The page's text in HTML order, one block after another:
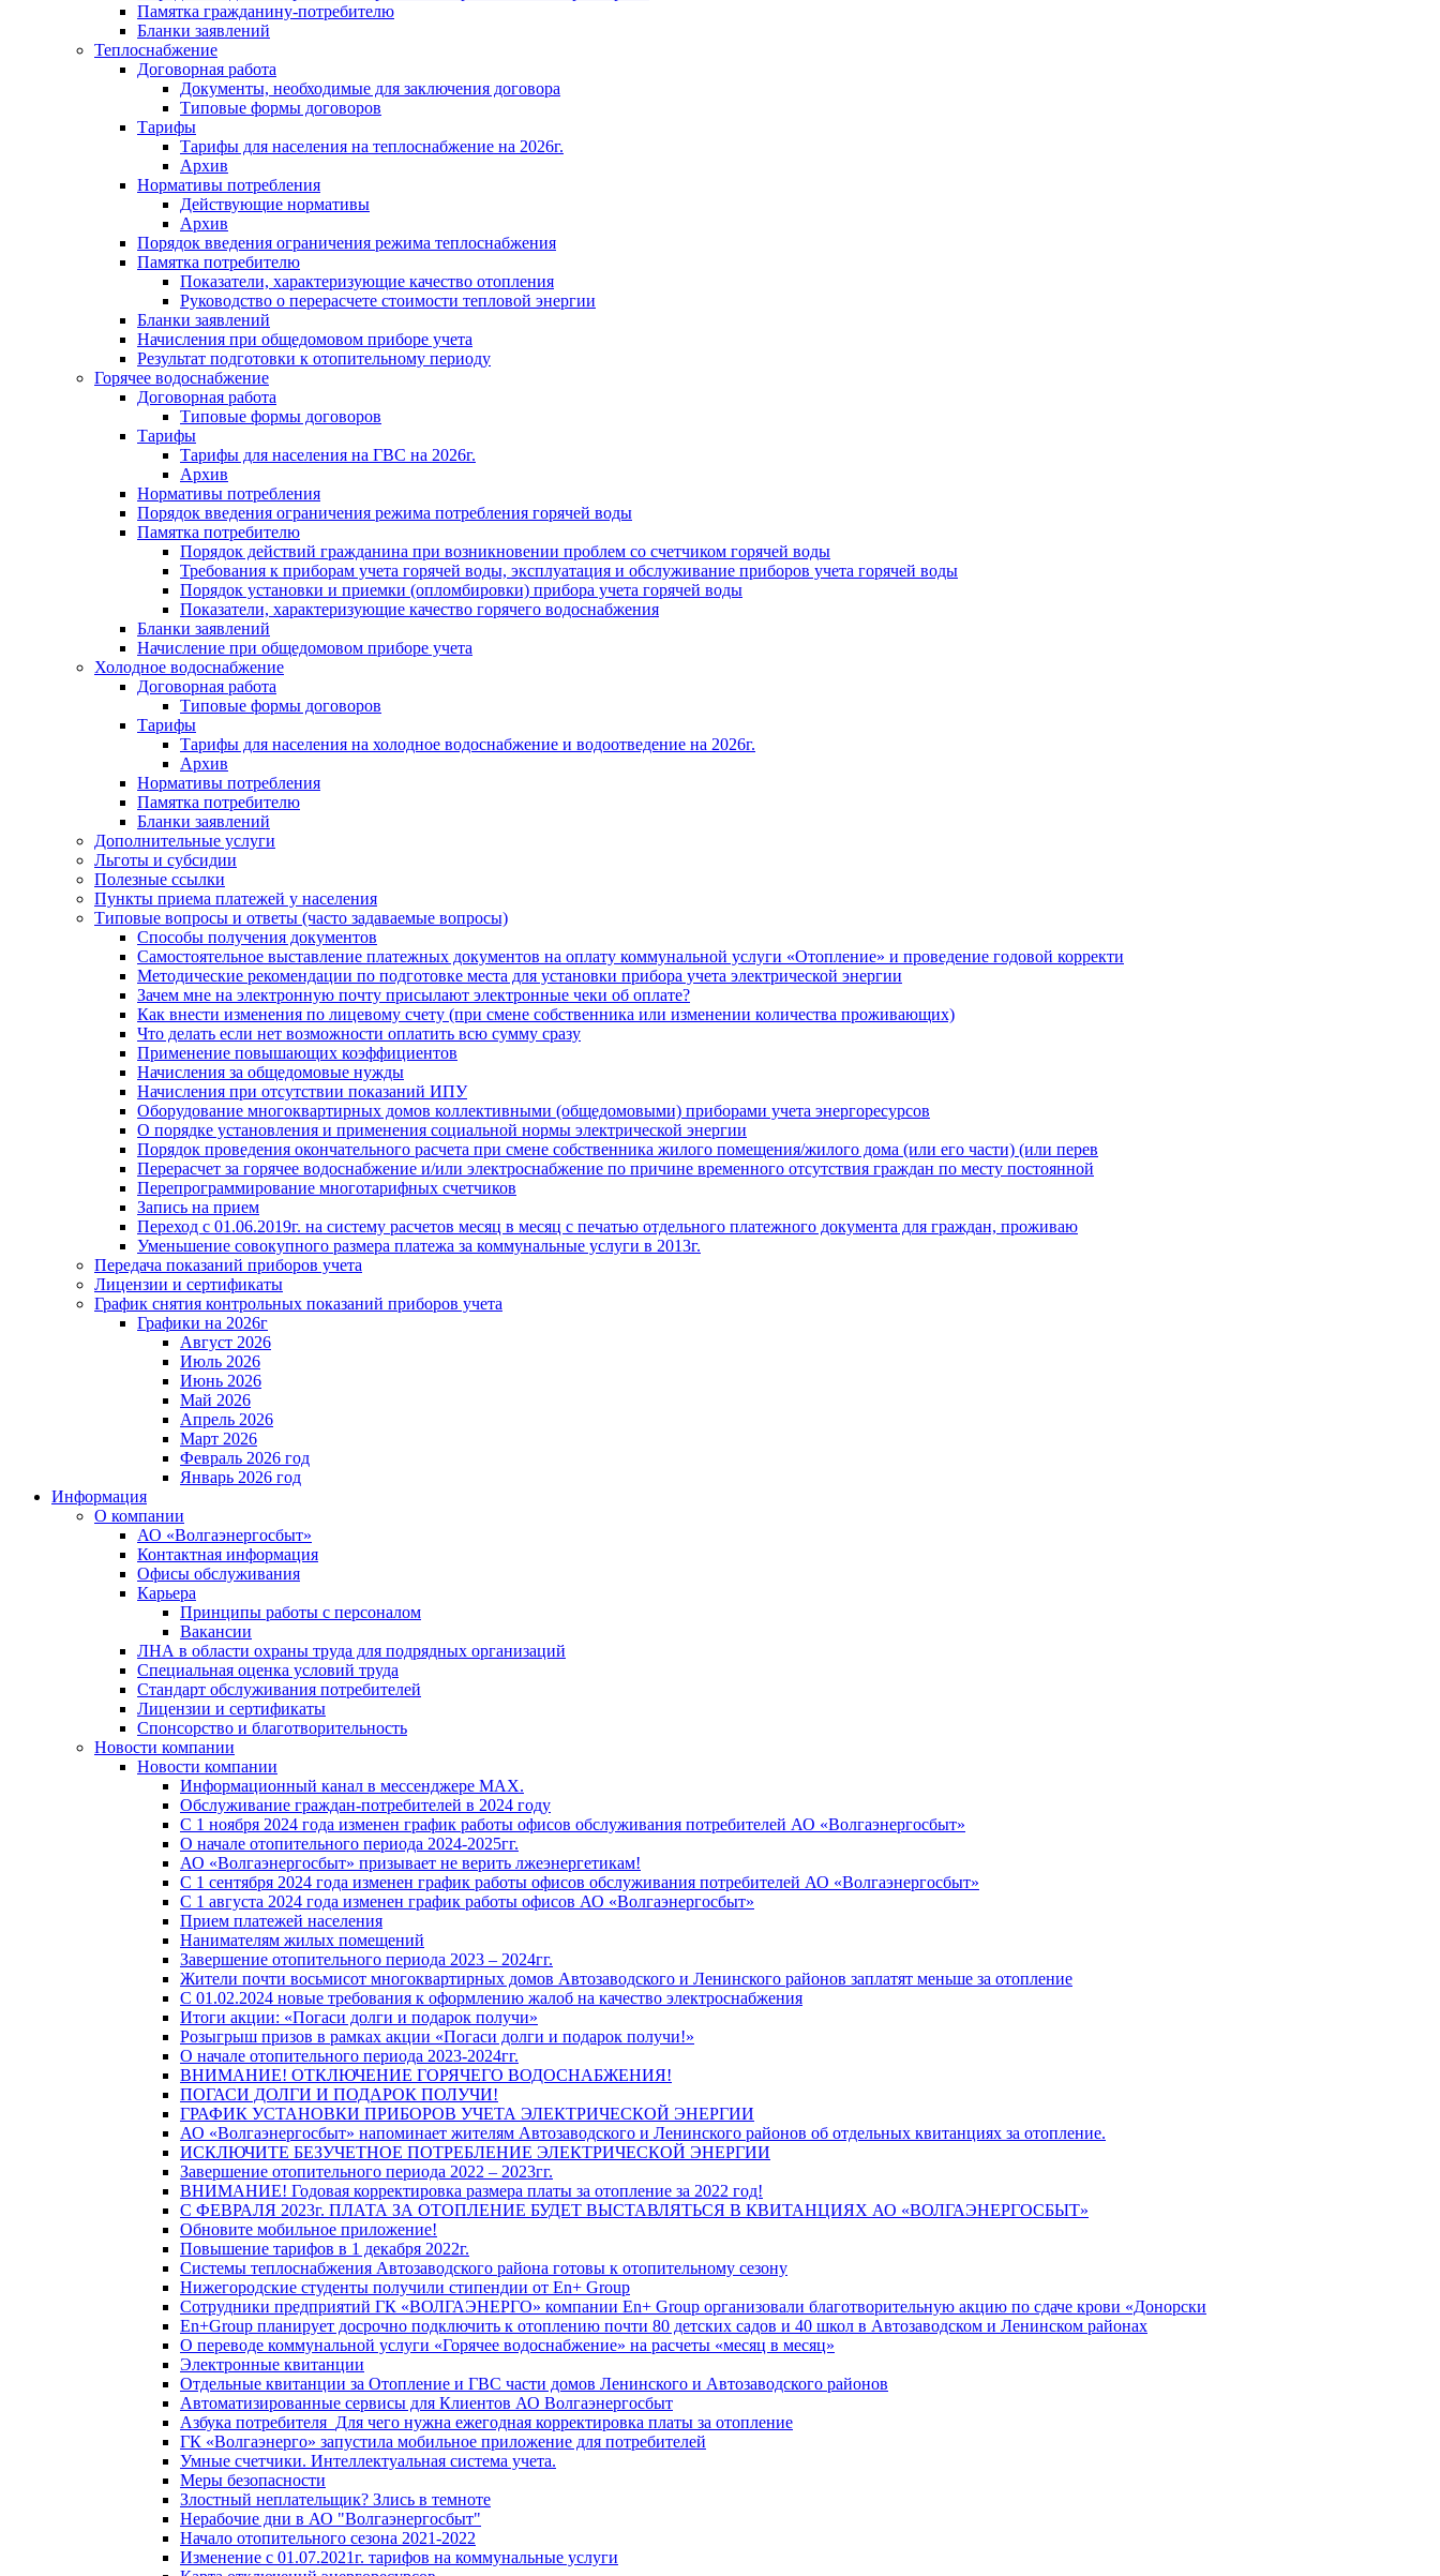
Памятка гражданину-потребителю
Бланки заявлений
Теплоснабжение
Договорная работа
Документы, необходимые для заключения договора
Типовые формы договоров
Тарифы
Тарифы для населения на теплоснабжение на 2026г.
Архив
Нормативы потребления
Действующие нормативы
Архив
Порядок введения ограничения режима теплоснабжения
Памятка потребителю
Показатели, характеризующие качество отопления
Руководство о перерасчете стоимости тепловой энергии
Бланки заявлений
Начисления при общедомовом приборе учета
Результат подготовки к отопительному периоду
Горячее водоснабжение
Договорная работа
Типовые формы договоров
Тарифы
Тарифы для населения на ГВС на 2026г.
Архив
Нормативы потребления
Порядок введения ограничения режима потребления горячей воды
Памятка потребителю
Порядок действий гражданина при возникновении проблем со счетчиком горячей воды
Требования к приборам учета горячей воды, эксплуатация и обслуживание приборов учета горячей воды
Порядок установки и приемки (опломбировки) прибора учета горячей воды
Показатели, характеризующие качество горячего водоснабжения
Бланки заявлений
Начисление при общедомовом приборе учета
Холодное водоснабжение
Договорная работа
Типовые формы договоров
Тарифы
Тарифы для населения на холодное водоснабжение и водоотведение на 2026г.
Архив
Нормативы потребления
Памятка потребителю
Бланки заявлений
Дополнительные услуги
Льготы и субсидии
Полезные ссылки
Пункты приема платежей у населения
Типовые вопросы и ответы (часто задаваемые вопросы)
Способы получения документов
Самостоятельное выставление платежных документов на оплату коммунальной услуги «Отопление» и проведение годовой корректи
Методические рекомендации по подготовке места для установки прибора учета электрической энергии
Зачем мне на электронную почту присылают электронные чеки об оплате?
Как внести изменения по лицевому счету (при смене собственника или изменении количества проживающих)
Что делать если нет возможности оплатить всю сумму сразу
Применение повышающих коэффициентов
Начисления за общедомовые нужды
Начисления при отсутствии показаний ИПУ
Оборудование многоквартирных домов коллективными (общедомовыми) приборами учета энергоресурсов
О порядке установления и применения социальной нормы электрической энергии
Порядок проведения окончательного расчета при смене собственника жилого помещения/жилого дома (или его части) (или перев
Перерасчет за горячее водоснабжение и/или электроснабжение по причине временного отсутствия граждан по месту постоянной
Перепрограммирование многотарифных счетчиков
Запись на прием
Переход с 01.06.2019г. на систему расчетов месяц в месяц с печатью отдельного платежного документа для граждан, проживаю
Уменьшение совокупного размера платежа за коммунальные услуги в 2013г.
Передача показаний приборов учета
Лицензии и сертификаты
График снятия контрольных показаний приборов учета
Графики на 2026г
Август 2026
Июль 2026
Июнь 2026
Май 2026
Апрель 2026
Март 2026
Февраль 2026 год
Январь 2026 год
Информация
О компании
АО «Волгаэнергосбыт»
Контактная информация
Офисы обслуживания
Карьера
Принципы работы с персоналом
Вакансии
ЛНА в области охраны труда для подрядных организаций
Специальная оценка условий труда
Стандарт обслуживания потребителей
Лицензии и сертификаты
Спонсорство и благотворительность
Новости компании
Новости компании
Информационный канал в мессенджере MAX.
Обслуживание граждан-потребителей в 2024 году
С 1 ноября 2024 года изменен график работы офисов обслуживания потребителей АО «Волгаэнергосбыт»
О начале отопительного периода 2024-2025гг.
АО «Волгаэнергосбыт» призывает не верить лжеэнергетикам!
С 1 сентября 2024 года изменен график работы офисов обслуживания потребителей АО «Волгаэнергосбыт»
С 1 августа 2024 года изменен график работы офисов АО «Волгаэнергосбыт»
Прием платежей населения
Нанимателям жилых помещений
Завершение отопительного периода 2023 – 2024гг.
Жители почти восьмисот многоквартирных домов Автозаводского и Ленинского районов заплатят меньше за отопление
С 01.02.2024 новые требования к оформлению жалоб на качество электроснабжения
Итоги акции: «Погаси долги и подарок получи»
Розыгрыш призов в рамках акции «Погаси долги и подарок получи!»
О начале отопительного периода 2023-2024гг.
ВНИМАНИЕ! ОТКЛЮЧЕНИЕ ГОРЯЧЕГО ВОДОСНАБЖЕНИЯ!
ПОГАСИ ДОЛГИ И ПОДАРОК ПОЛУЧИ!
ГРАФИК УСТАНОВКИ ПРИБОРОВ УЧЕТА ЭЛЕКТРИЧЕСКОЙ ЭНЕРГИИ
АО «Волгаэнергосбыт» напоминает жителям Автозаводского и Ленинского районов об отдельных квитанциях за отопление.
ИСКЛЮЧИТЕ БЕЗУЧЕТНОЕ ПОТРЕБЛЕНИЕ ЭЛЕКТРИЧЕСКОЙ ЭНЕРГИИ
Завершение отопительного периода 2022 – 2023гг.
ВНИМАНИЕ! Годовая корректировка размера платы за отопление за 2022 год!
С ФЕВРАЛЯ 2023г. ПЛАТА ЗА ОТОПЛЕНИЕ БУДЕТ ВЫСТАВЛЯТЬСЯ В КВИТАНЦИЯХ АО «ВОЛГАЭНЕРГОСБЫТ»
Обновите мобильное приложение!
Повышение тарифов в 1 декабря 2022г.
Системы теплоснабжения Автозаводского района готовы к отопительному сезону
Нижегородские студенты получили стипендии от En+ Group
Сотрудники предприятий ГК «ВОЛГАЭНЕРГО» компании En+ Group организовали благотворительную акцию по сдаче крови «Донорски
En+Group планирует досрочно подключить к отоплению почти 80 детских садов и 40 школ в Автозаводском и Ленинском районах
О переводе коммунальной услуги «Горячее водоснабжение» на расчеты «месяц в месяц»
Электронные квитанции
Отдельные квитанции за Отопление и ГВС части домов Ленинского и Автозаводского районов
Автоматизированные сервисы для Клиентов АО Волгаэнергосбыт
Азбука потребителя_Для чего нужна ежегодная корректировка платы за отопление
ГК «Волгаэнерго» запустила мобильное приложение для потребителей
Умные счетчики. Интеллектуальная система учета.
Меры безопасности
Злостный неплательщик? Злись в темноте
Нерабочие дни в АО "Волгаэнергосбыт"
Начало отопительного сезона 2021-2022
Изменение с 01.07.2021г. тарифов на коммунальные услуги